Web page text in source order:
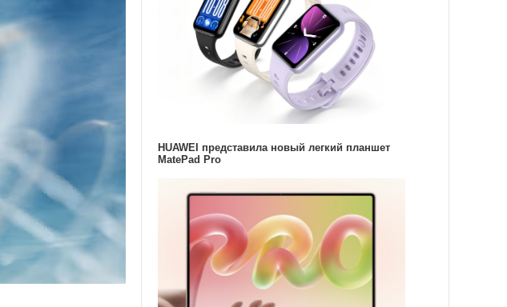
HUAWEI представила новый легкий планшет
MatePad Pro